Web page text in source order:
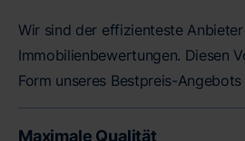
Wir sind der effizienteste
Immobilienbewertungen. Diesen
Form unseres Bestpreis-
Maximale Qualität